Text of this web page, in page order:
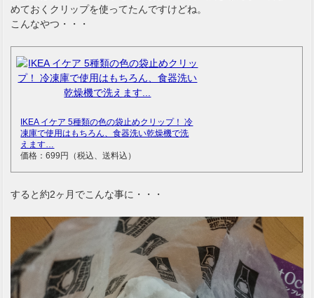
めておくクリップを使ってたんですけどね。
こんなやつ・・・
IKEA イケア 5種類の色の袋止めクリップ！ 冷
凍庫で使用はもちろん、食器洗い乾燥機で洗
えます…
価格：699円（税込、送料込）
すると約2ヶ月でこんな事に・・・